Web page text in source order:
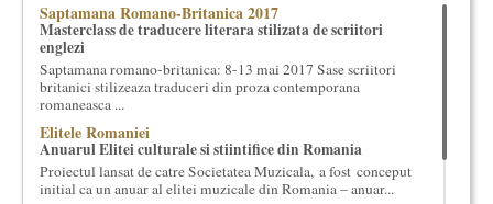
inceput cu muzica clasica - si de aici numele -, insa acum
dezvoltam proiecte si in alte domenii ale culturii.
Facem management cultural, dezvoltam si administram proiecte
proprii sau preluate, modele si sisteme de finantare, marketing
cultural si consultanta. Organizam concursuri, concerte si
evenimente culturale, private sau publice, tinem cursuri de
cultura generala muzicala, teatrala, filosofica si de alte feluri.
Cuvinte in plus despre proiect, despre cei care il administreaza si
Saptamana Romano-Britanica 2017
Masterclass de traducere literara stilizata de scriitori
englezi
Saptamana romano-britanica: 8-13 mai 2017 Sase scriitori
britanici stilizeaza traduceri din proza contemporana
romaneasca ...
Elitele Romaniei
Anuarul Elitei culturale si stiintifice din Romania
Proiectul lansat de catre Societatea Muzicala, a fost conceput
initial ca un anuar al elitei muzicale din Romania – anuar...